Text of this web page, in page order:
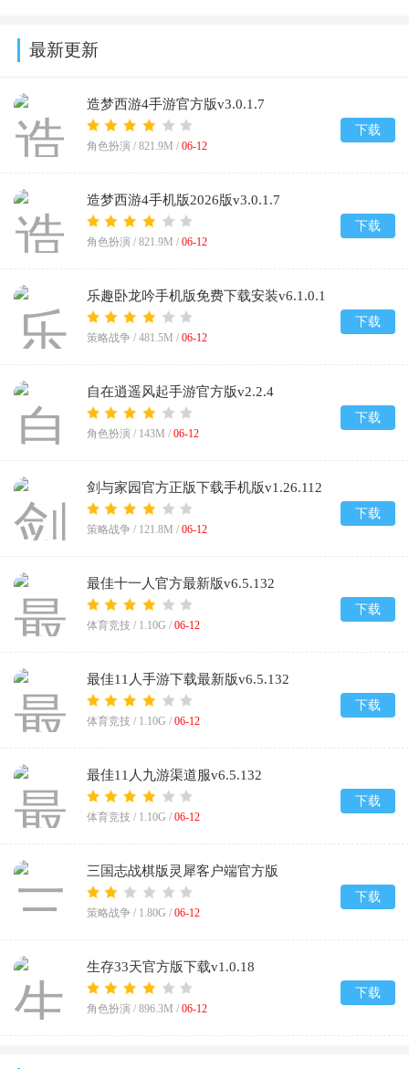
最新更新
造梦西游4手游官方版v3.0.1.7
角色扮演 / 821.9M / 06-12
下载
造梦西游4手机版2026版v3.0.1.7
角色扮演 / 821.9M / 06-12
下载
乐趣卧龙吟手机版免费下载安装v6.1.0.1
策略战争 / 481.5M / 06-12
下载
自在逍遥风起手游官方版v2.2.4
角色扮演 / 143M / 06-12
下载
剑与家园官方正版下载手机版v1.26.112
策略战争 / 121.8M / 06-12
下载
最佳十一人官方最新版v6.5.132
体育竞技 / 1.10G / 06-12
下载
最佳11人手游下载最新版v6.5.132
体育竞技 / 1.10G / 06-12
下载
最佳11人九游渠道服v6.5.132
体育竞技 / 1.10G / 06-12
下载
三国志战棋版灵犀客户端官方版
v1.0.36.1948
策略战争 / 1.80G / 06-12
下载
生存33天官方版下载v1.0.18
角色扮演 / 896.3M / 06-12
下载